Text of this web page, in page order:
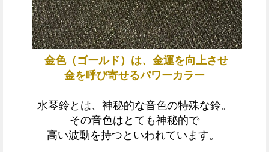
金色（ゴールド）は、金運を向上させ
金を呼び寄せるパワーカラー
水琴鈴とは、神秘的な音色の特殊な鈴。
その音色はとても神秘的で
高い波動を持つといわれています。